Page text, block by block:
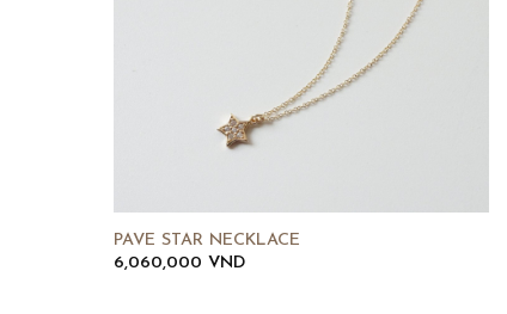
PAVE STAR NECKLACE
6,060,000 VND